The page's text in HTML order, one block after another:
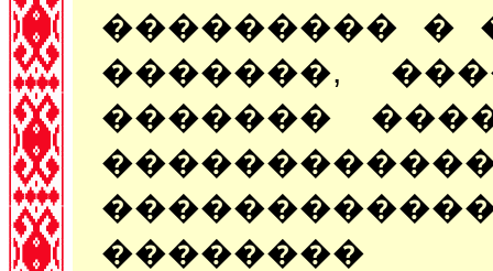
��������� �
�������,
�������